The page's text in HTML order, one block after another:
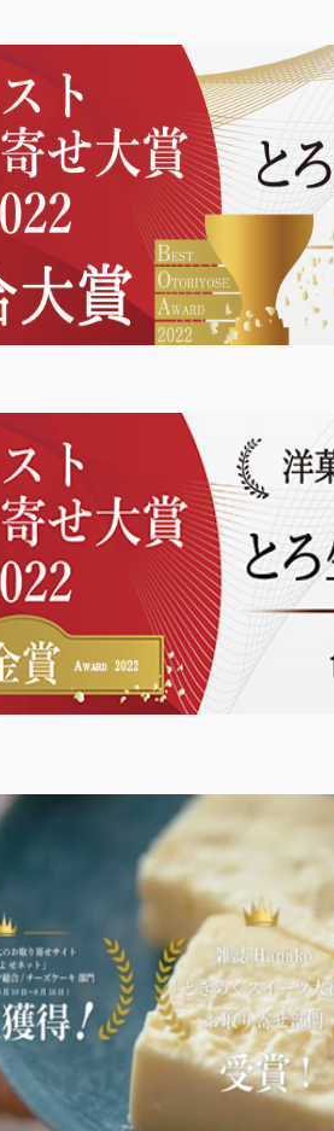
TOP
商品
メンバー
特典
読みもの
会社概要
お問い合
わせ
ご利用ガ
イド